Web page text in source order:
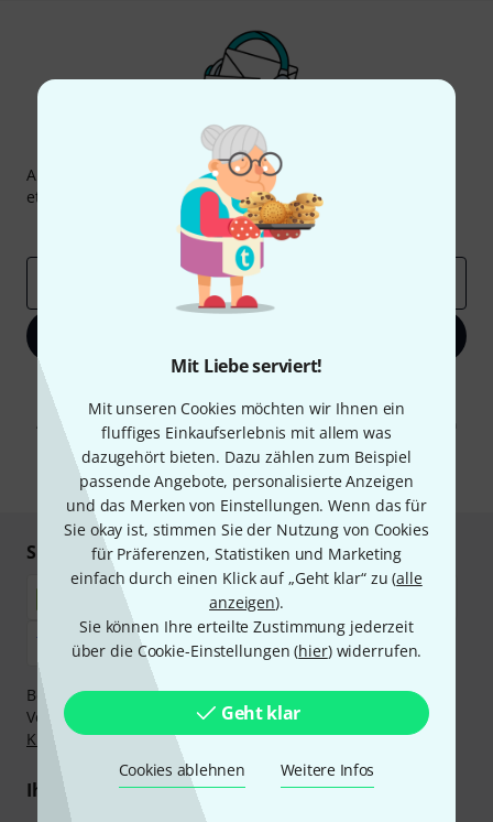
Mit Liebe serviert!
Mit unseren Cookies möchten wir Ihnen ein
fluffiges Einkaufserlebnis mit allem was
dazugehört bieten. Dazu zählen zum Beispiel
passende Angebote, personalisierte Anzeigen
und das Merken von Einstellungen. Wenn das für
Sie okay ist, stimmen Sie der Nutzung von Cookies
für Präferenzen, Statistiken und Marketing
einfach durch einen Klick auf „Geht klar“ zu (alle
anzeigen).
Sie können Ihre erteilte Zustimmung jederzeit
über die Cookie-Einstellungen (hier) widerrufen.
Geht klar
Cookies ablehnen Weitere Infos
Thomann Newsletter
Abonniere den Thomann Newsletter und gewinne mit
etwas Glück einen von 50 Gutscheinenüber jeweils
Inspirierende Beiträge
Deals
Mit Klick auf „Jetzt anmelden“ stimmen Sie dem Erhalt von E-Mail-
Werbung und einer Messung des E-Mail-Nutzungsverhaltens zu. Die
Abmeldung ist jederzeit möglich. Weitere Informationen finden Sie in
unserenDatenschutzhinweisen.
* Pflichtfeld
Sicher einkaufen & bezahlen
Bezahlen Sie vertraulich und sicher per Nachnahme,
Vorkasse, PayPal, Amazon Pay,Klarna Sofort bezahlen
,
Klarna Ratenzahlungoder Kreditkarte.
Ihre Vorteile